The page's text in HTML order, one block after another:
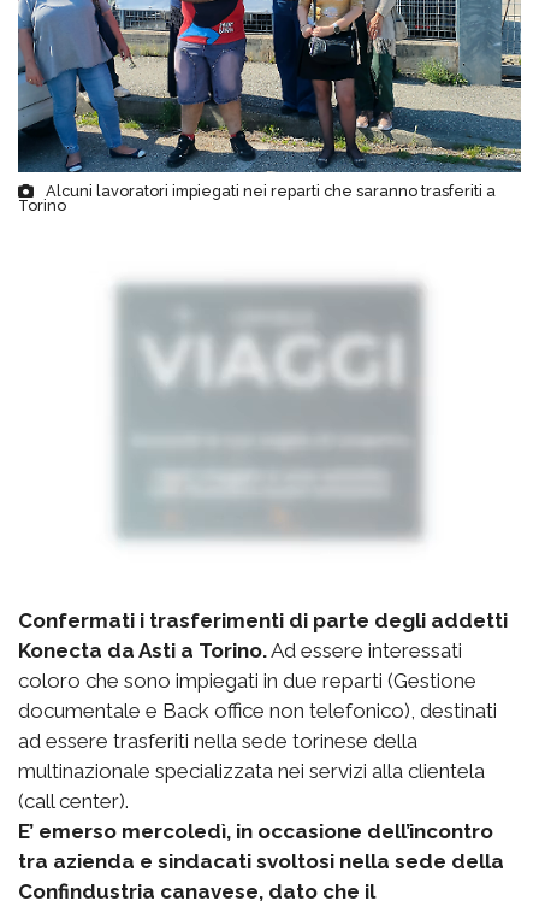
Alcuni lavoratori impiegati nei reparti che saranno trasferiti a
Torino
Confermati i trasferimenti di parte degli addetti
Konecta da Asti a Torino.Ad essere interessati
coloro che sono impiegati in due reparti (Gestione
documentale e Back office non telefonico), destinati
ad essere trasferiti nella sede torinese della
multinazionale specializzata nei servizi alla clientela
(call center).
E’ emerso mercoledì, in occasione dell’incontro
tra azienda e sindacati svoltosi nella sede della
Confindustria canavese, dato che il